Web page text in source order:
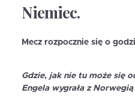
Niemiec.
Mecz rozpocznie się o
Gdzie, jak nie tu może się
Engela wygrała z